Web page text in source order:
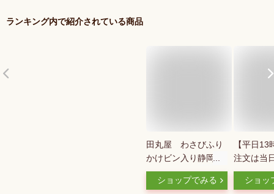
ランキング内で紹介されている商品
田丸屋 わさびふり
かけビン入り静岡
土産 ごはん
ショップでみる
【平日13
注文は当
のまま食
さび味噌
ショッ